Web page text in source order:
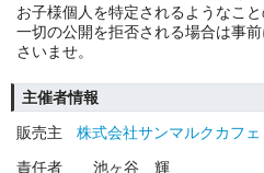
お子様個人を特定されるようなこ
一切の公開を拒否される場合は事
さいませ。
主催者情報
販売主
株式会社サンマルクカフェ
責任者
池ヶ谷 輝